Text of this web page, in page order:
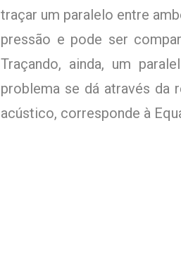
traçar um paralelo entre
pressão e pode ser
Traçando, ainda, um
problema se dá através da
acústico, corresponde à